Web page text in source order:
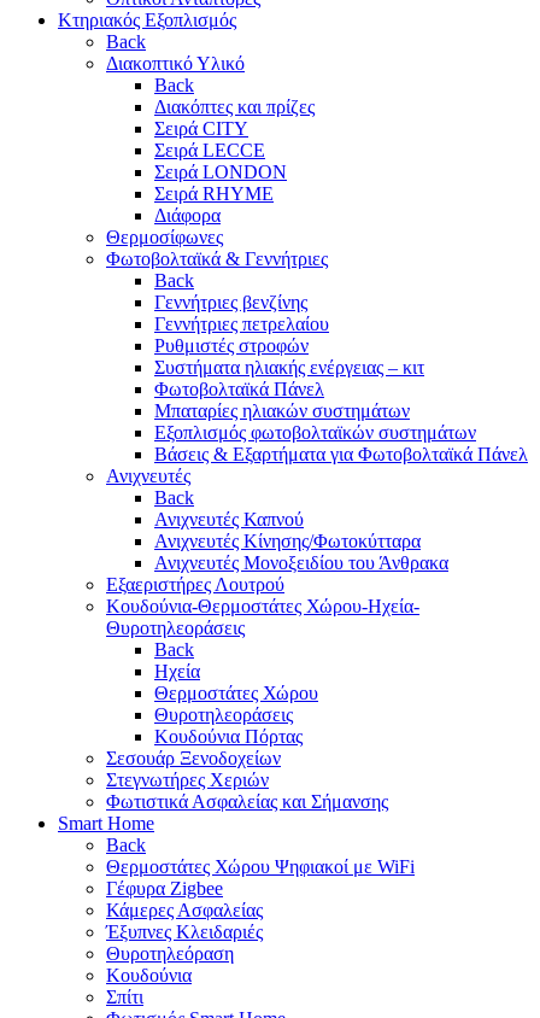
Κτηριακός Εξοπλισμός
Back
Διακοπτικό Υλικό
Back
Διακόπτες και πρίζες
Σειρά CITY
Σειρά LECCE
Σειρά LONDON
Σειρά RHYME
Διάφορα
Θερμοσίφωνες
Φωτοβολταϊκά & Γεννήτριες
Back
Γεννήτριες βενζίνης
Γεννήτριες πετρελαίου
Ρυθμιστές στροφών
Συστήματα ηλιακής ενέργειας – κιτ
Φωτοβολταϊκά Πάνελ
Μπαταρίες ηλιακών συστημάτων
Εξοπλισμός φωτοβολταϊκών συστημάτων
Βάσεις & Εξαρτήματα για Φωτοβολταϊκά Πάνελ
Ανιχνευτές
Back
Ανιχνευτές Καπνού
Ανιχνευτές Κίνησης/Φωτοκύτταρα
Ανιχνευτές Μονοξειδίου του Άνθρακα
Εξαεριστήρες Λουτρού
Κουδούνια-Θερμοστάτες Χώρου-Ηχεία-
Θυροτηλεοράσεις
Back
Ηχεία
Θερμοστάτες Χώρου
Θυροτηλεοράσεις
Κουδούνια Πόρτας
Σεσουάρ Ξενοδοχείων
Στεγνωτήρες Χεριών
Φωτιστικά Ασφαλείας και Σήμανσης
Smart Home
Back
Θερμοστάτες Χώρου Ψηφιακοί με WiFi
Γέφυρα Zigbee
Κάμερες Ασφαλείας
Έξυπνες Κλειδαριές
Θυροτηλεόραση
Κουδούνια
Σπίτι